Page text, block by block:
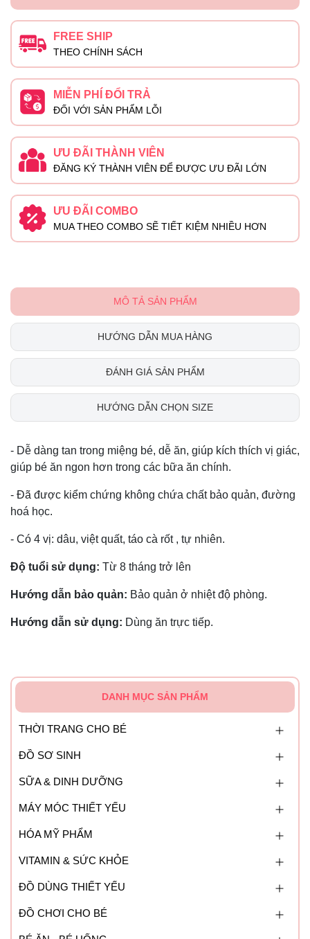
FREE SHIP
THEO CHÍNH SÁCH
MIỄN PHÍ ĐỔI TRẢ
ĐỐI VỚI SẢN PHẨM LỖI
ƯU ĐÃI THÀNH VIÊN
ĐĂNG KÝ THÀNH VIÊN ĐỂ ĐƯỢC ƯU ĐÃI LỚN
ƯU ĐÃI COMBO
MUA THEO COMBO SẼ TIẾT KIỆM NHIỀU HƠN
MÔ TẢ SẢN PHẨM
HƯỚNG DẪN MUA HÀNG
ĐÁNH GIÁ SẢN PHẨM
HƯỚNG DẪN CHỌN SIZE
- Dễ dàng tan trong miệng bé, dễ ăn, giúp kích thích vị giác,
giúp bé ăn ngon hơn trong các bữa ăn chính.
- Đã được kiểm chứng không chứa chất bảo quản, đường
hoá học.
- Có 4 vị: dâu, việt quất, táo cà rốt , tự nhiên.
Độ tuổi sử dụng: Từ 8 tháng trở lên
Hướng dẫn bảo quản: Bảo quản ở nhiệt độ phòng.
Hướng dẫn sử dụng: Dùng ăn trực tiếp.
DANH MỤC SẢN PHẨM
THỜI TRANG CHO BÉ
ĐỒ SƠ SINH
SỮA & DINH DƯỠNG
MÁY MÓC THIẾT YẾU
HÓA MỸ PHẨM
VITAMIN & SỨC KHỎE
ĐỒ DÙNG THIẾT YẾU
ĐỒ CHƠI CHO BÉ